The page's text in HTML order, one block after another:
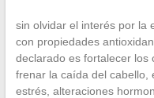
sin olvidar el interés por la
con propiedades
declarado es fortalecer los
frenar la caída del cabello,
estrés, alteraciones